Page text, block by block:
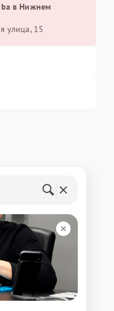
в Нижнем
улица, 15